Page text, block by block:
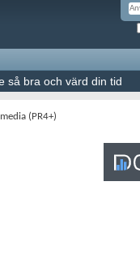
så bra och värd din tid
(PR4+)